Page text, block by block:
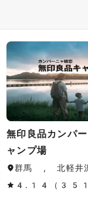
無印良品カンパ
ャンプ場
群馬 , 北軽井沢
4.14（351件